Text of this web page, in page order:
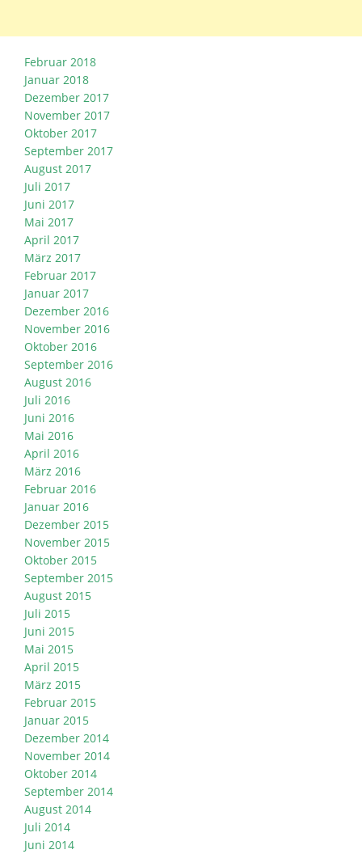
Februar 2018
Januar 2018
Dezember 2017
November 2017
Oktober 2017
September 2017
August 2017
Juli 2017
Juni 2017
Mai 2017
April 2017
März 2017
Februar 2017
Januar 2017
Dezember 2016
November 2016
Oktober 2016
September 2016
August 2016
Juli 2016
Juni 2016
Mai 2016
April 2016
März 2016
Februar 2016
Januar 2016
Dezember 2015
November 2015
Oktober 2015
September 2015
August 2015
Juli 2015
Juni 2015
Mai 2015
April 2015
März 2015
Februar 2015
Januar 2015
Dezember 2014
November 2014
Oktober 2014
September 2014
August 2014
Juli 2014
Juni 2014